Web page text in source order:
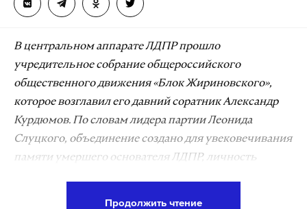
В центральном аппарате ЛДПР прошло
учредительное собрание общероссийского
общественного движения «Блок Жириновского»,
которое возглавил его давний соратник Александр
Курдюмов. По словам лидера партии Леонида
Слуцкого, объединение создано для увековечивания
памяти умершего основателя ЛДПР, личность
Продолжить чтение